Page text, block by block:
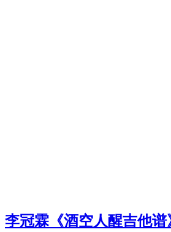
李冠霖《酒空人醒吉他